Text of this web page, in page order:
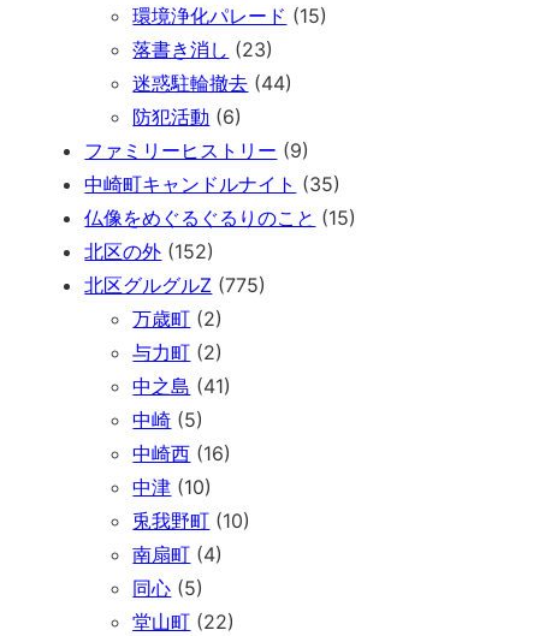
環境浄化パレード (15)
落書き消し (23)
迷惑駐輪撤去 (44)
防犯活動 (6)
ファミリーヒストリー (9)
中崎町キャンドルナイト (35)
仏像をめぐるぐるりのこと (15)
北区の外 (152)
北区グルグルZ (775)
万歳町 (2)
与力町 (2)
中之島 (41)
中崎 (5)
中崎西 (16)
中津 (10)
兎我野町 (10)
南扇町 (4)
同心 (5)
堂山町 (22)